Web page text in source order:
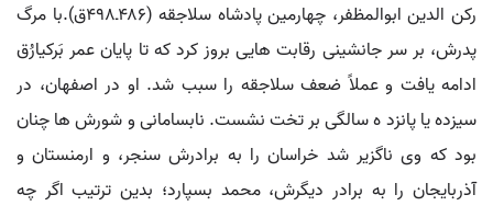
رکن الدین ابوالمظفر، چهارمین پادشاه سلاجقه (۴۸۶ـ۴۹۸ق).با مرگ
پدرش، بر سر جانشینی رقابت هایی بروز کرد که تا پایان عمر بَرکیارُق
ادامه یافت و عملاً ضعف سلاجقه را سبب شد. او در اصفهان، در
سیزده یا پانزد ه سالگی بر تخت نشست. نابسامانی و شورش ها چنان
بود که وی ناگزیر شد خراسان را به برادرش سنجر، و ارمنستان و
آذربایجان را به برادر دیگرش، محمد بسپارد؛ بدین ترتیب اگر چه